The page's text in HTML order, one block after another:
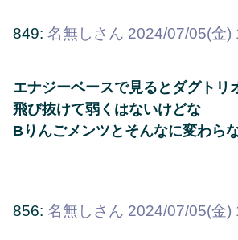
849: 名無しさん 2024/07/05(金)
エナジーベースで見るとダグトリ
飛び抜けて弱くはないけどな
Bりんごメンツとそんなに変わら
856: 名無しさん 2024/07/05(金)